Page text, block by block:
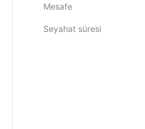
Mesafe
Seyahat süresi